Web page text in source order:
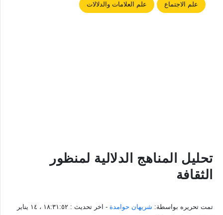
علم الاجتماع علم العلامات والدلالات
تحليل المناهج الدلالية لمنظور
الثقافة
تمت تحريره بواسطة: شريهان حوامدة - اخر تحديث :
١٨:٣١:٥٢ ، ١٤ يناير